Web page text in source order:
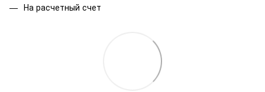
На расчетный счет